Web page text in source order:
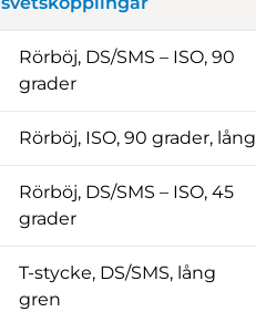
Rörböj, DS/SMS – ISO, 90
grader
Rörböj, ISO, 90 grader, lång
Rörböj, DS/SMS – ISO, 45
grader
T-stycke, DS/SMS, lång
gren